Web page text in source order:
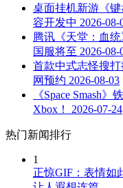
桌面挂机新游《
容开发中 2026-08-
腾讯《天堂：血
国服将至 2026-08-
首款中式志怪搜
网预约 2026-08-03
《Space Smash
Xbox！
2026-07-24
热门新闻排行
1
正惊GIF：表情如